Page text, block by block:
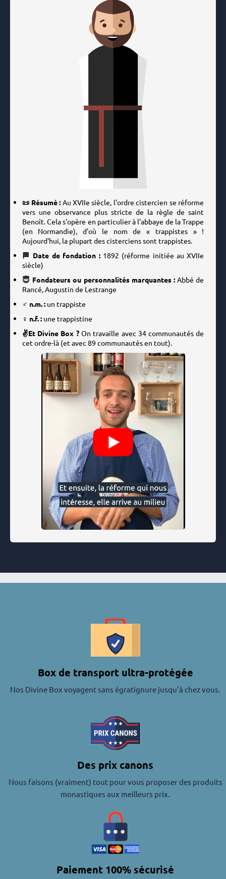
📜 Résumé : Au XVIIe siècle, l'ordre cistercien se réforme
vers une observance plus stricte de la règle de saint
Benoît. Cela s'opère en particulier à l'abbaye de la Trappe
(en Normandie), d'où le nom de « trappistes » !
Aujourd'hui, la plupart des cisterciens sont trappistes.
🏁 Date de fondation :1892 (réforme initiée au XVIIe
siècle)
😇 Fondateurs ou personnalités marquantes :Abbé de
Rancé, Augustin de Lestrange
♂️ n.m. :un trappiste
♀️ n.f. :une trappistine
✌️Et Divine Box ?On travaille avec 34 communautés de
cet ordre-là (et avec 89 communautés en tout).
Box de transport ultra-protégée
Nos Divine Box voyagent sans égratignure jusqu'à chez vous.
Des prix canons
Nous faisons (vraiment) tout pour vous proposer des produits
monastiques aux meilleurs prix.
Paiement 100% sécurisé